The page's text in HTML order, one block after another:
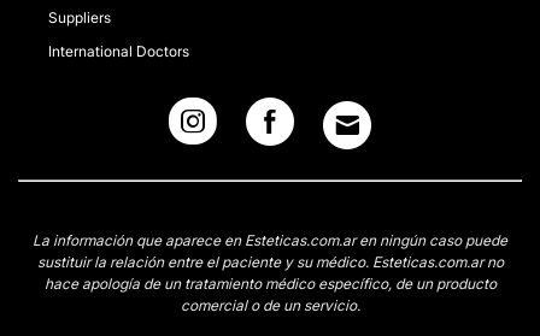
Suppliers
International Doctors
La información que aparece en Esteticas.com.ar en ningún caso puede
sustituir la relación entre el paciente y su médico. Esteticas.com.ar no
hace apología de un tratamiento médico específico, de un producto
comercial o de un servicio.